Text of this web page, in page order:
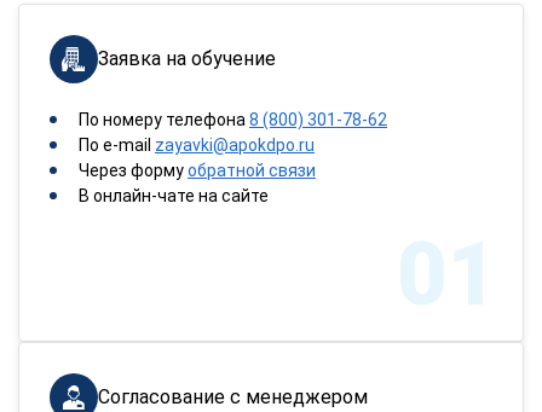
Заявка на обучение
По номеру телефона 8 (800) 301-78-62
По e-mail zayavki@apokdpo.ru
Через формуобратной связи
В онлайн-чате на сайте
01
Согласование с менеджером